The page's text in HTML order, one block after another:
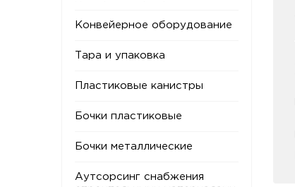
Конвейерное оборудование
Тара и упаковка
Пластиковые канистры
Бочки пластиковые
Бочки металлические
Аутсорсинг снабжения